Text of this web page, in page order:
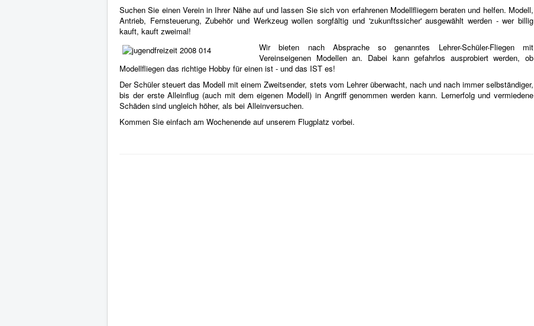
Suchen Sie einen Verein in Ihrer Nähe auf und lassen Sie sich von erfahrenen Modellfliegern beraten und helfen. Modell,
Antrieb, Fernsteuerung, Zubehör und Werkzeug wollen sorgfältig und 'zukunftssicher' ausgewählt werden - wer billig
kauft, kauft zweimal!
Wir bieten nach Absprache so genanntes Lehrer-Schüler-Fliegen mit
Vereinseigenen Modellen an. Dabei kann gefahrlos ausprobiert werden, ob
Modellfliegen das richtige Hobby für einen ist - und das IST es!
Der Schüler steuert das Modell mit einem Zweitsender, stets vom Lehrer überwacht, nach und nach immer selbständiger,
bis der erste Alleinflug (auch mit dem eigenen Modell) in Angriff genommen werden kann. Lernerfolg und vermiedene
Schäden sind ungleich höher, als bei Alleinversuchen.
Kommen Sie einfach am Wochenende auf unserem Flugplatz vorbei.